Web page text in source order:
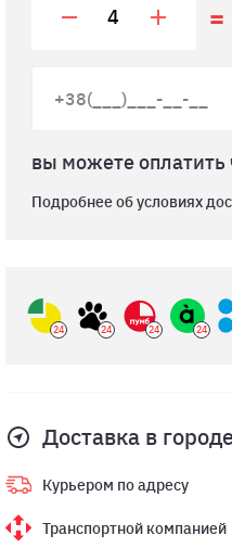
вы можете оплатить
Подробнее об условиях
24 24 24 24
Доставка в
Курьером по адресу
Транспортной компанией